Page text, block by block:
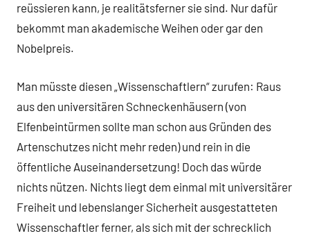
reüssieren kann, je realitätsferner sie sind. Nur dafür
bekommt man akademische Weihen oder gar den
Nobelpreis.
Man müsste diesen „Wissenschaftlern“ zurufen: Raus
aus den universitären Schneckenhäusern (von
Elfenbeintürmen sollte man schon aus Gründen des
Artenschutzes nicht mehr reden) und rein in die
öffentliche Auseinandersetzung! Doch das würde
nichts nützen. Nichts liegt dem einmal mit universitärer
Freiheit und lebenslanger Sicherheit ausgestatteten
Wissenschaftler ferner, als sich mit der schrecklich